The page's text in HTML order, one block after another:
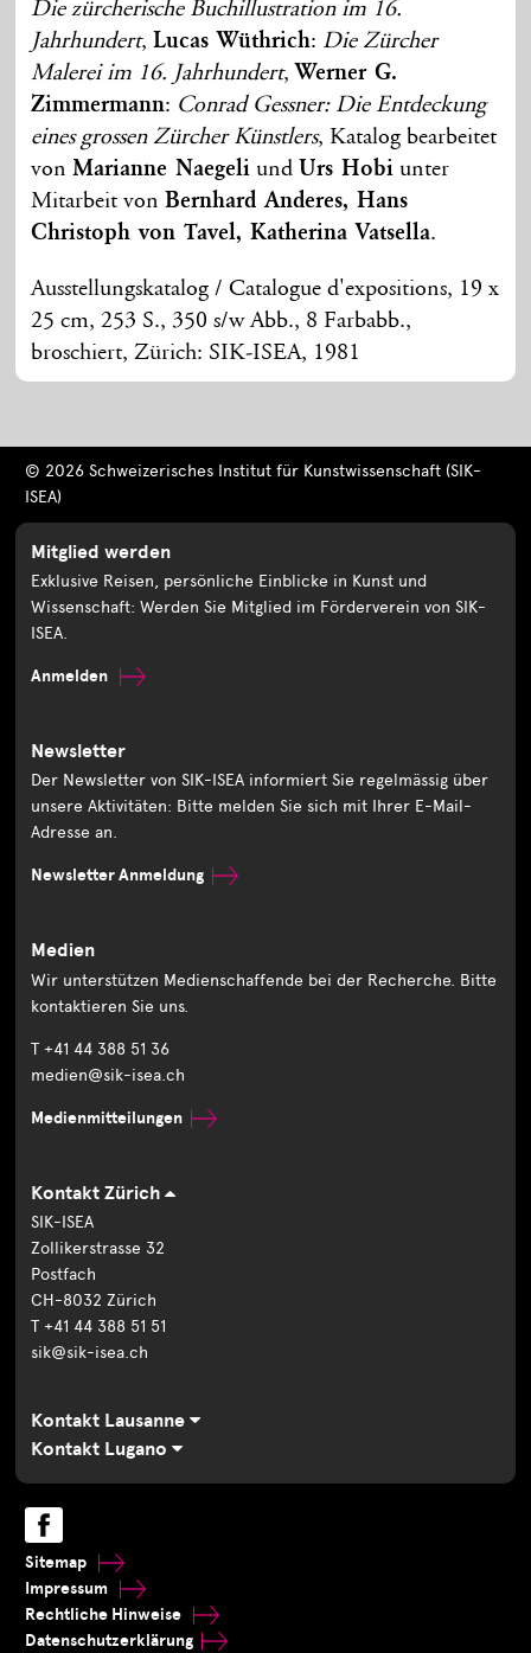
Die zürcherische Buchillustration im 16.
Jahrhundert,Lucas Wüthrich: Die Zürcher
Malerei im 16. Jahrhundert, Werner G.
Zimmermann: Conrad Gessner: Die Entdeckung
eines grossen Zürcher Künstlers, Katalog bearbeitet
vonMarianne Naegeli und Urs Hobi unter
Mitarbeit vonBernhard Anderes, Hans
Christoph von Tavel, Katherina Vatsella.
Ausstellungskatalog / Catalogue d'expositions, 19 x
25 cm, 253 S., 350 s/w Abb., 8 Farbabb.,
broschiert, Zürich: SIK-ISEA, 1981
© 2026 Schweizerisches Institut für Kunstwissenschaft (SIK-
ISEA)
Mitglied werden
Exklusive Reisen, persönliche Einblicke in Kunst und
Wissenschaft: Werden Sie Mitglied im Förderverein von SIK-
ISEA.
Anmelden
Newsletter
Der Newsletter von SIK-ISEA informiert Sie regelmässig über
unsere Aktivitäten: Bitte melden Sie sich mit Ihrer E-Mail-
Adresse an.
Newsletter Anmeldung
Medien
Wir unterstützen Medienschaffende bei der Recherche. Bitte
kontaktieren Sie uns.
T +41 44 388 51 36
medien@sik-isea.ch
Medienmitteilungen
Kontakt Zürich
SIK-ISEA
Zollikerstrasse 32
Postfach
CH-8032 Zürich
T +41 44 388 51 51
sik@sik-isea.ch
Kontakt Lausanne
Kontakt Lugano
Sitemap
Impressum
Rechtliche Hinweise
Datenschutzerklärung